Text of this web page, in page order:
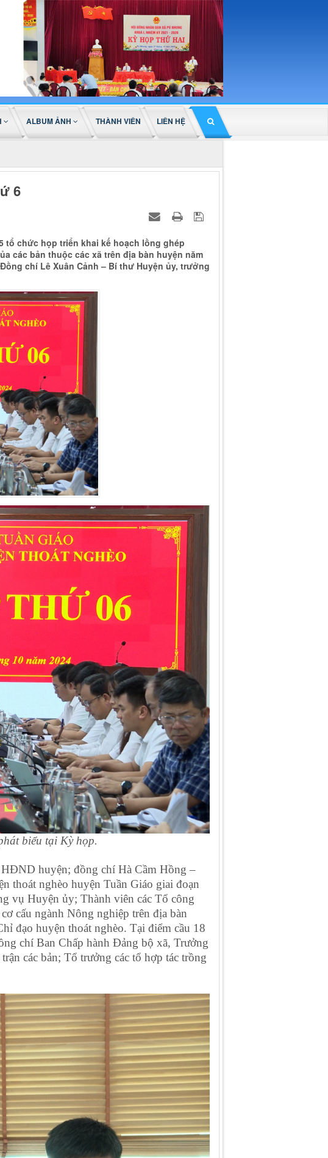
ALBUM ẢNH THÀNH VIÊN LIÊN HỆ
6
tổ chức họp triển khai kế hoạch lồng ghép
các bản thuộc các xã trên địa bàn huyện năm
chí Lê Xuân Cảnh – Bí thư Huyện ủy, trưởng
biểu tại Kỳ họp.
huyện; đồng chí Hà Cầm Hồng –
thoát nghèo huyện Tuần Giáo giai đoạn
vụ Huyện ủy; Thành viên các Tổ công
cấu ngành Nông nghiệp trên địa bàn
đạo huyện thoát nghèo. Tại điểm cầu 18
chí Ban Chấp hành Đảng bộ xã, Trưởng
các bản; Tổ trưởng các tổ hợp tác trồng